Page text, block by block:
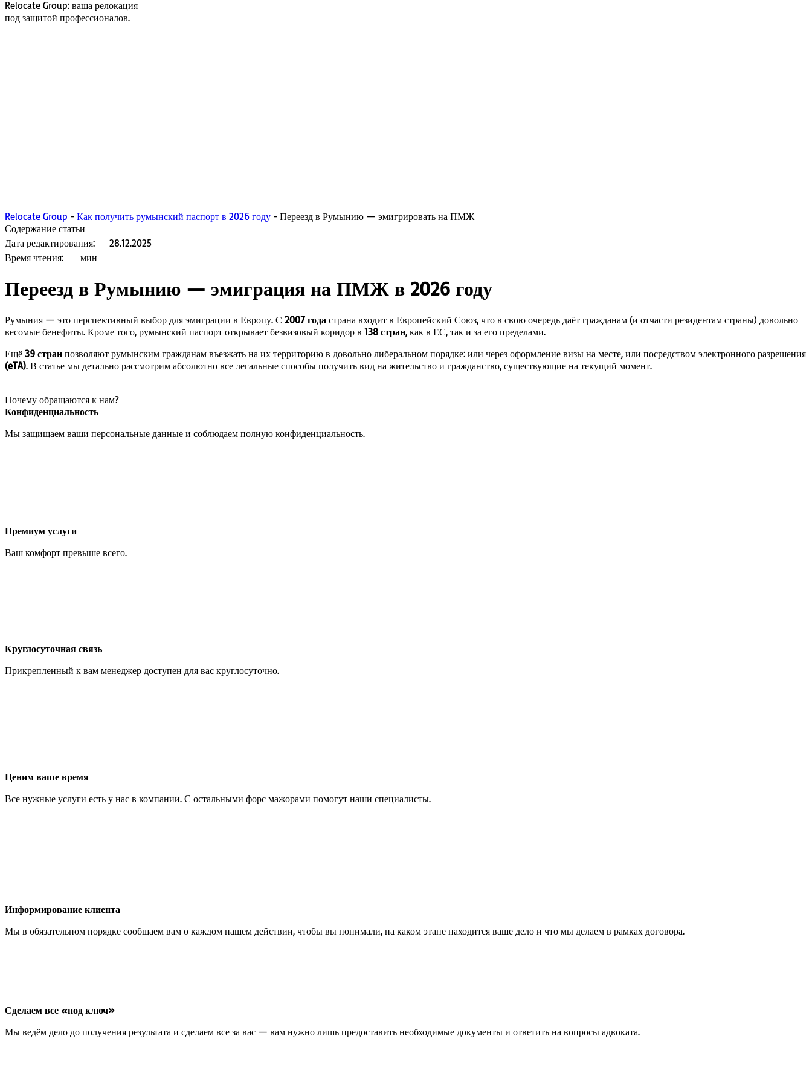
Relocate Group: ваша релокация
под защитой профессионалов.
Relocate Group - Как получить румынский паспорт в 2026 году - Переезд в Румынию — эмигрировать на ПМЖ
Содержание статьи
Дата редактирования:
28.12.2025
Время чтения:
мин
Переезд в Румынию — эмиграция на ПМЖ в 2026 году
Румыния — это перспективный выбор для эмиграции в Европу. С 2007 года страна входит в Европейский Союз, что в свою очередь даёт гражданам (и отчасти резидентам страны) довольно
весомые бенефиты. Кроме того, румынский паспорт открывает безвизовый коридор в 138 стран, как в ЕС, так и за его пределами.
Ещё 39 стран позволяют румынским гражданам въезжать на их территорию в довольно либеральном порядке: или через оформление визы на месте, или посредством электронного разрешения
(eTA). В статье мы детально рассмотрим абсолютно все легальные способы получить вид на жительство и гражданство, существующие на текущий момент.
Почему обращаются к нам?
Конфиденциальность
Мы защищаем ваши персональные данные и соблюдаем полную конфиденциальность.
Премиум услуги
Ваш комфорт превыше всего.
Круглосуточная связь
Прикрепленный к вам менеджер доступен для вас круглосуточно.
Ценим ваше время
Все нужные услуги есть у нас в компании. С остальными форс мажорами помогут наши специалисты.
Информирование клиента
Мы в обязательном порядке сообщаем вам о каждом нашем действии, чтобы вы понимали, на каком этапе находится ваше дело и что мы делаем в рамках договора.
Сделаем все «под ключ»
Мы ведём дело до получения результата и сделаем все за вас — вам нужно лишь предоставить необходимые документы и ответить на вопросы адвоката.